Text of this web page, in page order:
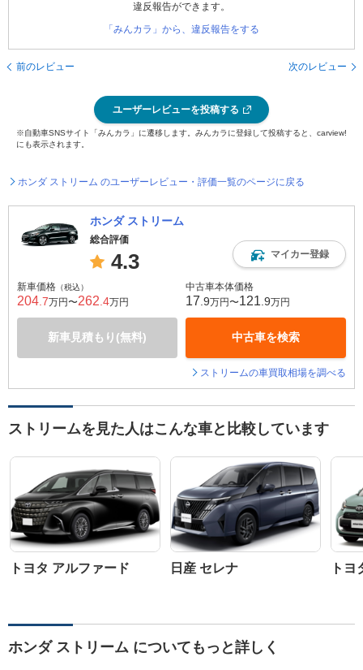
違反報告ができます。
「みんカラ」から、違反報告をする
前のレビュー 次のレビュー
ユーザーレビューを投稿する
※自動車SNSサイト「みんカラ」に遷移します。みんカラに登録して投稿すると、carview!
にも表示されます。
ホンダ ストリーム のユーザーレビュー・評価一覧のページに戻る
ホンダ ストリーム
総合評価
4.3 マイカー登録
新車価格 （税込）
204 .7万円〜262 .4万円
新車見積もり(無料)
中古車本体価格
17 .9万円〜121 .9万円
中古車を検索
ストリームの車買取相場を調べる
ストリームを見た人はこんな車と比較しています
トヨタ アルファード 日産 セレナ ト
ホンダ ストリーム についてもっと詳しく